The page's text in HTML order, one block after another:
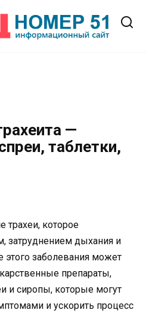
—
таблетки,
трахеи, которое
затруднением дыхания и
этого заболевания может
препараты,
и сиропы, которые могут
и ускорить процесс